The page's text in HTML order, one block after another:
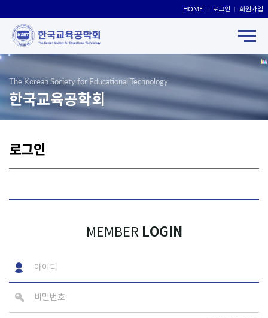
HOME 로그인 회원가입
The Korean Society for Educational Technology
한국교육공학회
로그인
MEMBER LOGIN